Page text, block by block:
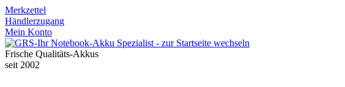
Merkzettel
Händlerzugang
Mein Konto
Frische Qualitäts-Akkus
seit 2002